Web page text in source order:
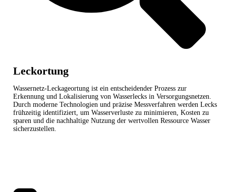
Leckortung
Wassernetz-Leckageortung ist ein entscheidender Prozess zur
Erkennung und Lokalisierung von Wasserlecks in Versorgungsnetzen.
Durch moderne Technologien und präzise Messverfahren werden Lecks
frühzeitig identifiziert, um Wasserverluste zu minimieren, Kosten zu
sparen und die nachhaltige Nutzung der wertvollen Ressource Wasser
sicherzustellen.